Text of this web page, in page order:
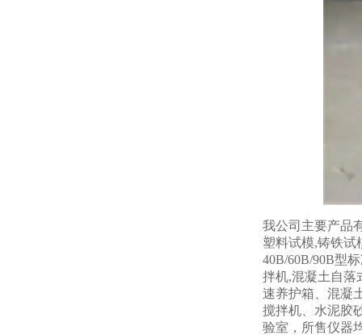
我公司主要产品
塑料试模,铸铁试
40B/60B/90B型
拌机,混凝土自落
速养护箱、混凝
搅拌机、水泥胶
验室，所售仪器